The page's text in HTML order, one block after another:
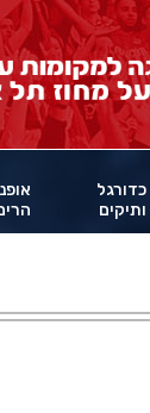
כדורגל
ותיקים